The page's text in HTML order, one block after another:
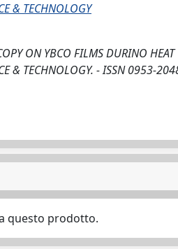
& TECHNOLOGY
ON YBCO FILMS DURINO
& TECHNOLOGY. - ISSN 0953-
questo prodotto.